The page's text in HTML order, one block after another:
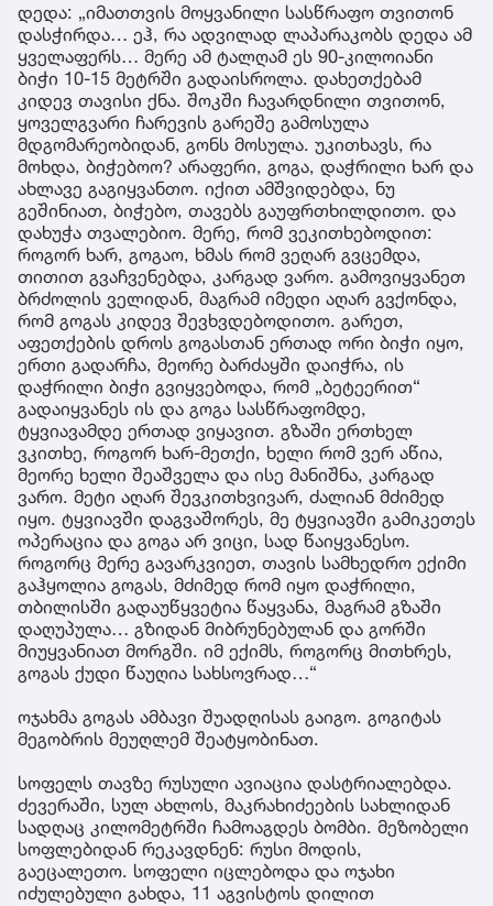
დედა: „იმათთვის მოყვანილი სასწრაფო თვითონ
დასჭირდა… ეჰ, რა ადვილად ლაპარაკობს დედა ამ
ყველაფერს… მერე ამ ტალღამ ეს 90-კილოიანი
ბიჭი 10-15 მეტრში გადაისროლა. დახეთქებამ
კიდევ თავისი ქნა. შოკში ჩავარდნილი თვითონ,
ყოველგვარი ჩარევის გარეშე გამოსულა
მდგომარეობიდან, გონს მოსულა. უკითხავს, რა
მოხდა, ბიჭებოო? არაფერი, გოგა, დაჭრილი ხარ და
ახლავე გაგიყვანთო. იქით ამშვიდებდა, ნუ
გეშინიათ, ბიჭებო, თავებს გაუფრთხილდითო. და
დახუჭა თვალებიო. მერე, რომ ვეკითხებოდით:
როგორ ხარ, გოგაო, ხმას რომ ვეღარ გვცემდა,
თითით გვაჩვენებდა, კარგად ვარო. გამოვიყვანეთ
ბრძოლის ველიდან, მაგრამ იმედი აღარ გვქონდა,
რომ გოგას კიდევ შევხვდებოდითო. გარეთ,
აფეთქების დროს გოგასთან ერთად ორი ბიჭი იყო,
ერთი გადარჩა, მეორე ბარძაყში დაიჭრა, ის
დაჭრილი ბიჭი გვიყვებოდა, რომ „ბეტეერით“
გადაიყვანეს ის და გოგა სასწრაფომდე,
ტყვიავამდე ერთად ვიყავით. გზაში ერთხელ
ვკითხე, როგორ ხარ-მეთქი, ხელი რომ ვერ აწია,
მეორე ხელი შეაშველა და ისე მანიშნა, კარგად
ვარო. მეტი აღარ შევკითხვივარ, ძალიან მძიმედ
იყო. ტყვიავში დაგვაშორეს, მე ტყვიავში გამიკეთეს
ოპერაცია და გოგა არ ვიცი, სად წაიყვანესო.
როგორც მერე გავარკვიეთ, თავის სამხედრო ექიმი
გაჰყოლია გოგას, მძიმედ რომ იყო დაჭრილი,
თბილისში გადაუწყვეტია წაყვანა, მაგრამ გზაში
დაღუპულა… გზიდან მიბრუნებულან და გორში
მიუყვანიათ მორგში. იმ ექიმს, როგორც მითხრეს,
გოგას ქუდი წაუღია სახსოვრად…“
ოჯახმა გოგას ამბავი შუადღისას გაიგო. გოგიტას
მეგობრის მეუღლემ შეატყობინათ.
სოფელს თავზე რუსული ავიაცია დასტრიალებდა.
ძევერაში, სულ ახლოს, მაკრახიძეების სახლიდან
სადღაც კილომეტრში ჩამოაგდეს ბომბი. მეზობელი
სოფლებიდან რეკავდნენ: რუსი მოდის,
გაეცალეთო. სოფელი იცლებოდა და ოჯახი
იძულებული გახდა, 11 აგვისტოს დილით